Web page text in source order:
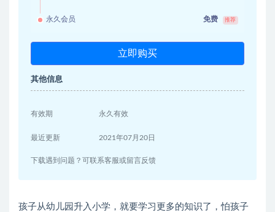
永久会员 免费 推荐
立即购买
其他信息
有效期 永久有效
最近更新 2021年07月20日
下载遇到问题？可联系客服或留言反馈
孩子从幼儿园升入小学，就要学习更多的知识了，怕孩子